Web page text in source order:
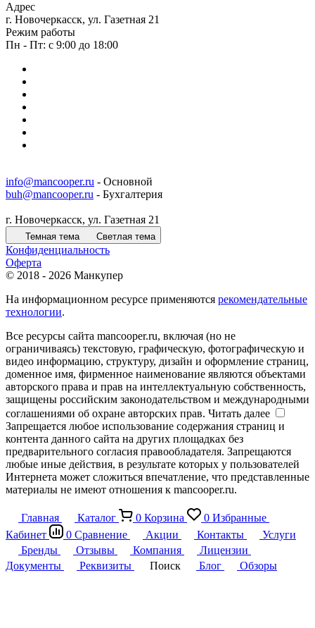
Адрес
г. Новочеркасск, ул. Газетная 21
Режим работы
Пн - Пт: с 9:00 до 18:00
info@mancooper.ru - Основной
buh@mancooper.ru - Бухгалтерия
г. Новочеркасск, ул. Газетная 21
Темная тема Светлая тема
Конфиденциальность
Оферта
© 2018 - 2026 Манкупер
На информационном ресурсе применяются рекомендательные
технологии.
Все ресурсы сайта mancooper.ru, включая (но не
ограничиваясь) текстовую, графическую, фотографическую и
видео информацию, структуру, дизайн и оформление страниц,
доменное имя, фирменное наименование являются объектами
авторского права и прав на интеллектуальную собственность,
защищены российским законодательством и международными
соглашениями об охране авторских прав. Читать далее
Запрещается любое использование содержания страниц и
контента данного сайта на других площадках без
предварительного согласия правообладателя. Запрещаются
любые иные действия, в результате которых у пользователей
Интернета может сложиться впечатление, что представленные
материалы не имеют отношения к mancooper.ru.
Главная Каталог 0 Корзина 0 Избранные
Кабинет
0 Сравнение Акции Контакты
Услуги
Бренды
Отзывы Компания
Лицензии
Документы
Реквизиты Поиск Блог Обзоры